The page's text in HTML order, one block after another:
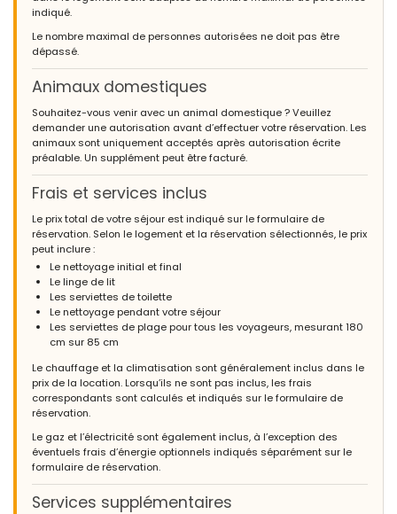
indiqué.
Le nombre maximal de personnes autorisées ne doit pas être
dépassé.
Animaux domestiques
Souhaitez-vous venir avec un animal domestique ? Veuillez
demander une autorisation avant d’effectuer votre réservation. Les
animaux sont uniquement acceptés après autorisation écrite
préalable. Un supplément peut être facturé.
Frais et services inclus
Le prix total de votre séjour est indiqué sur le formulaire de
réservation. Selon le logement et la réservation sélectionnés, le prix
peut inclure :
Le nettoyage initial et final
Le linge de lit
Les serviettes de toilette
Le nettoyage pendant votre séjour
Les serviettes de plage pour tous les voyageurs, mesurant 180
cm sur 85 cm
Le chauffage et la climatisation sont généralement inclus dans le
prix de la location. Lorsqu’ils ne sont pas inclus, les frais
correspondants sont calculés et indiqués sur le formulaire de
réservation.
Le gaz et l’électricité sont également inclus, à l’exception des
éventuels frais d’énergie optionnels indiqués séparément sur le
formulaire de réservation.
Services supplémentaires